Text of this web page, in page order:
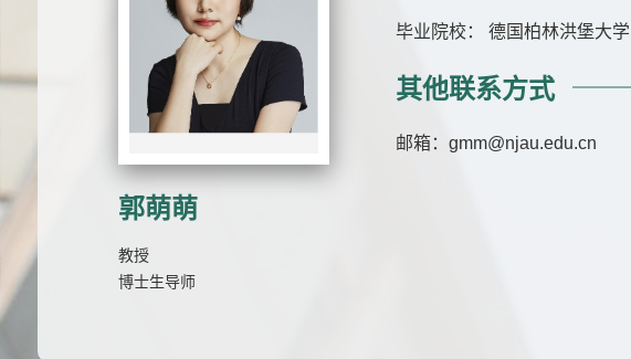
郭萌萌
教授
博士生导师
毕业院校： 德国柏林洪堡大学
其他联系方式
邮箱： gmm@njau.edu.cn